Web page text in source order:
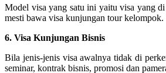
Model visa yang satu ini yaitu visa yang
mesti bawa visa kunjungan tour
6. Visa Kunjungan Bisnis
Bila jenis-jenis visa awalnya tidak di
seminar, kontrak bisnis, promosi dan